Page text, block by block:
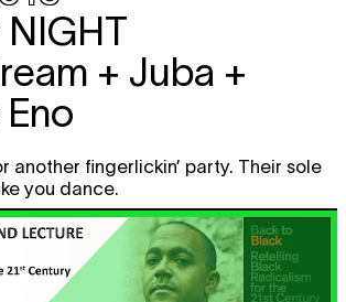
NIGHT
+ Juba +
another fingerlickin’ party. Their sole
you dance.